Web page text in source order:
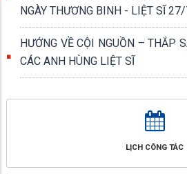
NGÀY THƯƠNG BINH - LIỆT SĨ
HƯỚNG VỀ CỘI NGUỒN – THẮP
CÁC ANH HÙNG LIỆT SĨ
LỊCH CÔNG TÁC